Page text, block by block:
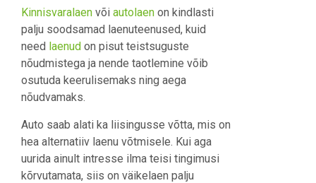
Kinnisvaralaen või autolaen on kindlasti
palju soodsamad laenuteenused, kuid
need laenud on pisut teistsuguste
nõudmistega ja nende taotlemine võib
osutuda keerulisemaks ning aega
nõudvamaks.
Auto saab alati ka liisingusse võtta, mis on
hea alternatiiv laenu võtmisele. Kui aga
uurida ainult intresse ilma teisi tingimusi
kõrvutamata, siis on väikelaen palju